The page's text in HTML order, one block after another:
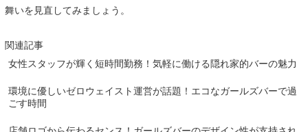
舞いを見直してみましょう。
関連記事
女性スタッフが輝く短時間勤務！気軽に働ける隠れ家的バーの魅力
環境に優しいゼロウェイスト運営が話題！エコなガールズバーで過
ごす時間